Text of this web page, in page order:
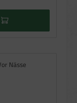
die Schaltflächen um die Anzahl zu